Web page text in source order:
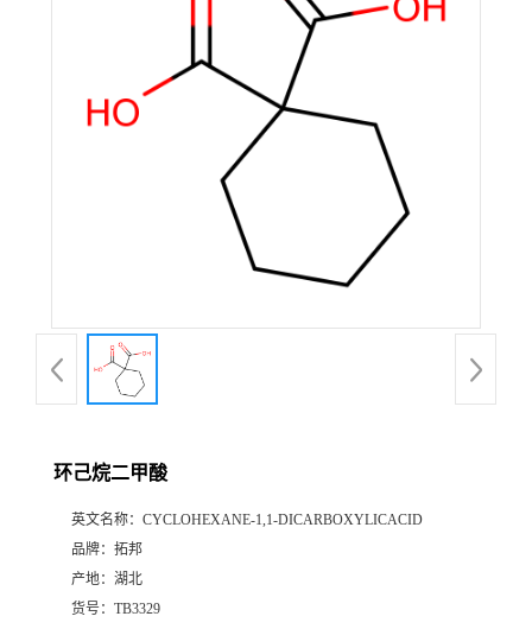
环己烷二甲酸
英文名称： CYCLOHEXANE-1,1-DICARBOXYLICACID
品牌： 拓邦
产地： 湖北
货号： TB3329